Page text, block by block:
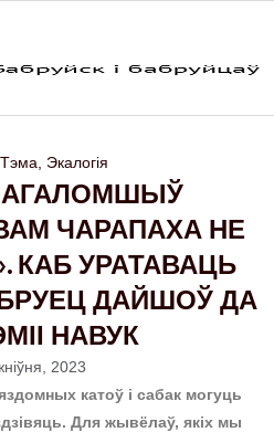
Тэма Экалогія
АГАЛОМШЫЎ
ЧАРАПАХА НЕ
КАБ УРАТАВАЦЬ
ДАЙШОЎ ДА
НАВУК
2023
катоў і сабак могуць
Для жывёлаў, якіх мы